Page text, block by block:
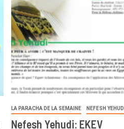
LA PARACHA DE LA SEMAINE NEFESH YEHUDI
Nefesh Yehudi: EKEV